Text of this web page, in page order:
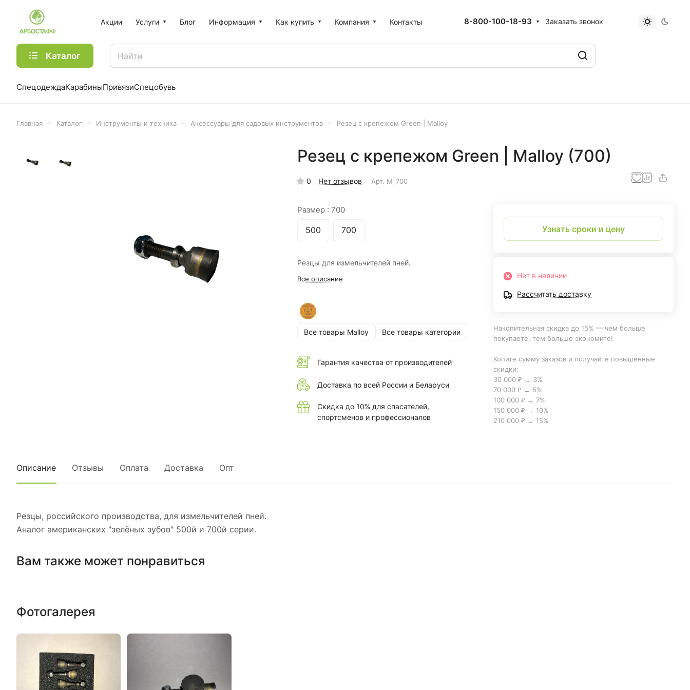
Акции Услуги Блог Информация Как купить Компания Контакты 8-800-100-18-93 Заказать звонок
Каталог
СпецодеждаКарабиныПривязиСпецобувь
Главная Каталог Инструменты и техника Аксессуары для садовых инструментов Резец с крепежом Green | Malloy
Резец с крепежом Green | Malloy (700)
0 Нет отзывов Арт. M_700
Размер : 700
500 700
Резцы для измельчителей пней.
Все описание
Все товары Malloy Все товары категории
Гарантия качества от производителей
Доставка по всей России и Беларуси
Скидка до 10% для спасателей,
спортсменов и профессионалов
Узнать сроки и цену
Нет в наличии
Рассчитать доставку
Накопительная скидка до 15% — чем больше
покупаете, тем больше экономите!
Копите сумму заказов и получайте повышенные
скидки:
30 000 ₽ → 3%
70 000 ₽ → 5%
100 000 ₽ → 7%
150 000 ₽ → 10%
210 000 ₽ → 15%
Описание Отзывы Оплата Доставка Опт
Резцы, российского производства, для измельчителей пней.
Аналог американских "зелёных зубов" 500й и 700й серии.
Вам также может понравиться
Фотогалерея